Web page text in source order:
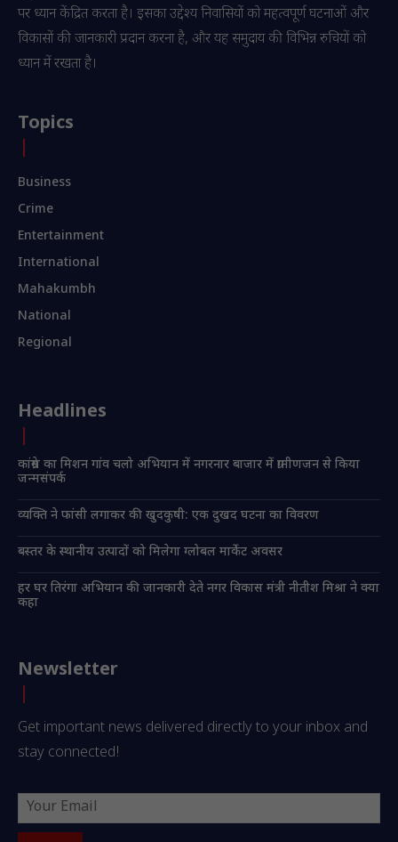
पर ध्यान केंद्रित करता है। इसका उद्देश्य निवासियों को महत्वपूर्ण घटनाओं और
विकासों की जानकारी प्रदान करना है, और यह समुदाय की विभिन्न रुचियों को
ध्यान में रखता है।
Topics
Business
Crime
Entertainment
International
Mahakumbh
National
Regional
Headlines
कांग्रेस का मिशन गांव चलो अभियान में नगरनार बाजार में ग्रामीणजन से किया
जन्मसंपर्क
व्यक्ति ने फांसी लगाकर की खुदकुषी: एक दुखद घटना का विवरण
बस्तर के स्थानीय उत्पादों को मिलेगा ग्लोबल मार्केट अवसर
हर घर तिरंगा अभियान की जानकारी देते नगर विकास मंत्री नीतीश मिश्रा ने क्या
कहा
Newsletter
Get important news delivered directly to your inbox and
stay connected!